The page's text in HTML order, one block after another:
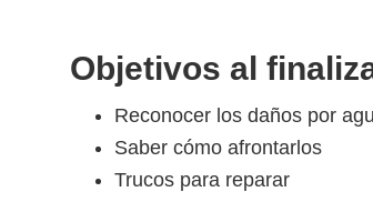
Objetivos al
Reconocer los daños por
Saber cómo afrontarlos
Trucos para reparar